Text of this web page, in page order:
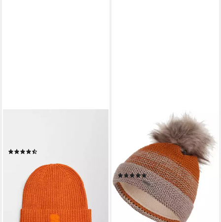
lieferbar - in 3-4 Werktagen bei dir
Bommelmütze Wintermütze
Damen Herren Mütze Beanie
Haube gefüttert
Bommelmütze 12
(2)
24,90 € UVP29,90 €
-17%
lieferbar - in 4-5 Werktagen bei dir
+1